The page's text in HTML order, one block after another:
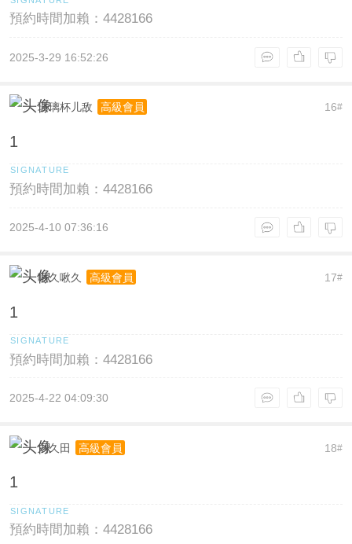
預約時間加賴：4428166
2025-3-29 16:52:26
16#
玻璃杯儿敌 高級會員
1
預約時間加賴：4428166
2025-4-10 07:36:16
17#
啾久啾久 高級會員
1
預約時間加賴：4428166
2025-4-22 04:09:30
18#
刘久田 高級會員
1
預約時間加賴：4428166